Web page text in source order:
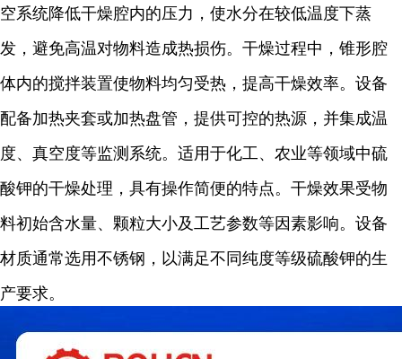
空系统降低干燥腔内的压力，使水分在较低温度下蒸
发，避免高温对物料造成热损伤。干燥过程中，锥形腔
体内的搅拌装置使物料均匀受热，提高干燥效率。设备
配备加热夹套或加热盘管，提供可控的热源，并集成温
度、真空度等监测系统。适用于化工、农业等领域中硫
酸钾的干燥处理，具有操作简便的特点。干燥效果受物
料初始含水量、颗粒大小及工艺参数等因素影响。设备
材质通常选用不锈钢，以满足不同纯度等级硫酸钾的生
产要求。